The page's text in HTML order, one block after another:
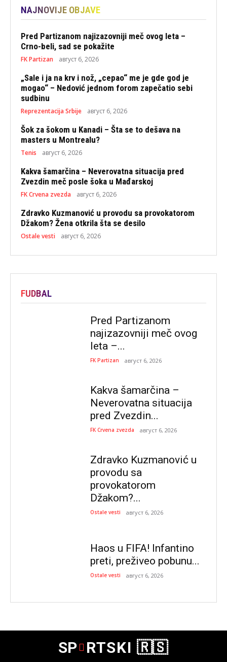
NAJNOVIJE OBJAVE
Pred Partizanom najizazovniji meč ovog leta –
Crno-beli, sad se pokažite
FK Partizan август 6, 2026
„Sale i ja na krv i nož, „cepao“ me je gde god je
mogao“ – Nedović jednom forom zapečatio sebi
sudbinu
Reprezentacija Srbije август 6, 2026
Šok za šokom u Kanadi – Šta se to dešava na
masters u Montrealu?
Tenis август 6, 2026
Kakva šamarčina – Neverovatna situacija pred
Zvezdin meč posle šoka u Mađarskoj
FK Crvena zvezda август 6, 2026
Zdravko Kuzmanović u provodu sa provokatorom
Džakom? Žena otkrila šta se desilo
Ostale vesti август 6, 2026
FUDBAL
Pred Partizanom
najizazovniji meč ovog
leta –...
FK Partizan август 6, 2026
Kakva šamarčina –
Neverovatna situacija
pred Zvezdin...
FK Crvena zvezda август 6, 2026
Zdravko Kuzmanović u
provodu sa
provokatorom
Džakom?...
Ostale vesti август 6, 2026
Haos u FIFA! Infantino
preti, preživeo pobunu...
Ostale vesti август 6, 2026
SP RTSKI 🇷🇸